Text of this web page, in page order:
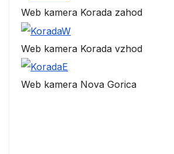
Web kamera Korada zahod
Web kamera Korada vzhod
Web kamera Nova Gorica